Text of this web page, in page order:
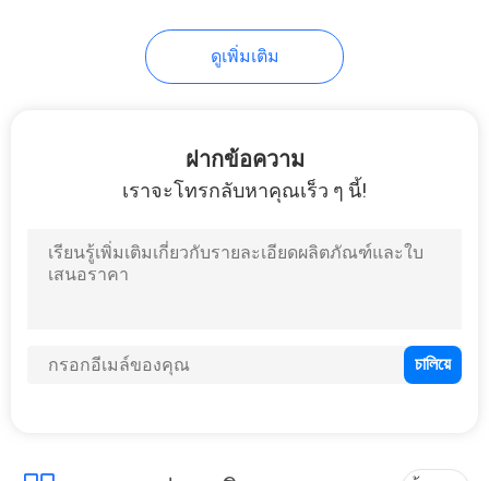
ดูเพิ่มเติม
ฝากข้อความ
เราจะโทรกลับหาคุณเร็ว ๆ นี้!